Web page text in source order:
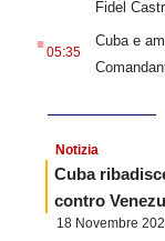
Fidel
.05:35
Cuba e
Notizia
Cuba
contro
18 Novembre